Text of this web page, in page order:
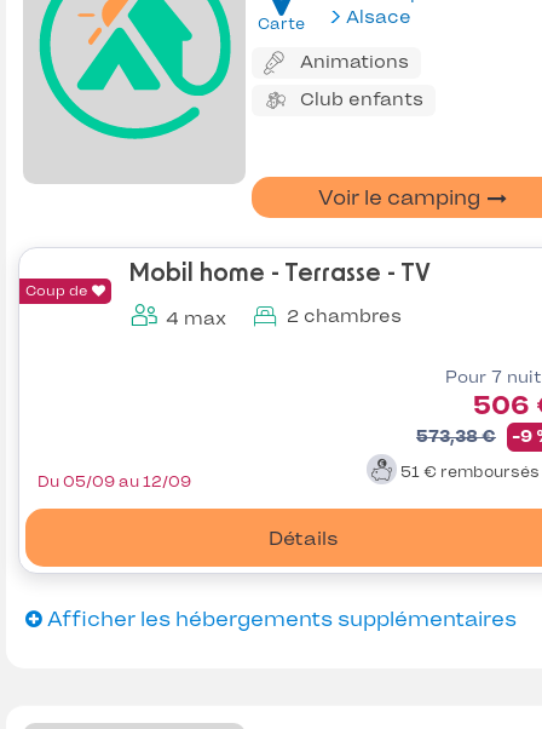
Carte
Alsace
Animations
Club enfants
Voir le camping
Coup de
Mobil home - Terrasse - TV
4 max 2 chambres
Pour 7
506
573,38 € -9
51 € remboursés
Détails
Du 05/09 au 12/09
Afficher les hébergements supplémentaires